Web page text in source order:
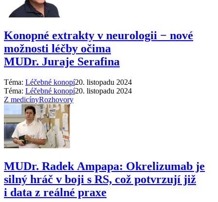
Konopné extrakty v neurologii −⁠ nové
možnosti léčby očima
MUDr. Juraje Serafina
Téma: Léčebné konopí20. listopadu 2024
Téma: Léčebné konopí20. listopadu 2024
Z medicínyRozhovory
MUDr. Radek Ampapa: Okrelizumab je
silný hráč v boji s RS, což potvrzují již
i data z reálné praxe